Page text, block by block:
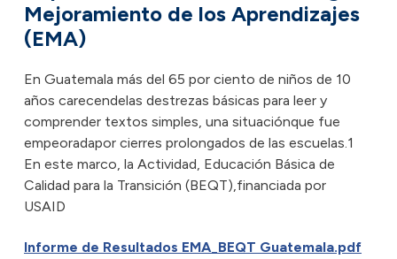
Mejoramiento de los Aprendizajes
(EMA)
En Guatemala más del 65 por ciento de niños de 10
años carecendelas destrezas básicas para leer y
comprender textos simples, una situaciónque fue
empeoradapor cierres prolongados de las escuelas.1
En este marco, la Actividad, Educación Básica de
Calidad para la Transición (BEQT),financiada por
USAID
Informe de Resultados EMA_BEQT Guatemala.pdf